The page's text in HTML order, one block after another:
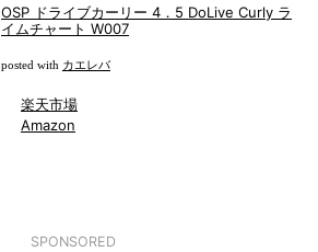
OSP ドライブカーリー 4．5 DoLive Curly ラ
イムチャート W007
posted with カエレバ
楽天市場
Amazon
SPONSORED